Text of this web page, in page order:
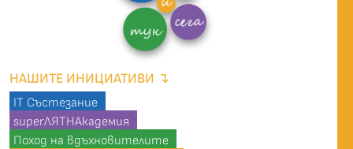
НАШИТЕ ИНИЦИАТИВИ ↴
IT Състезание
superЛЯТНАкадемия
Поход на вдъхновителите